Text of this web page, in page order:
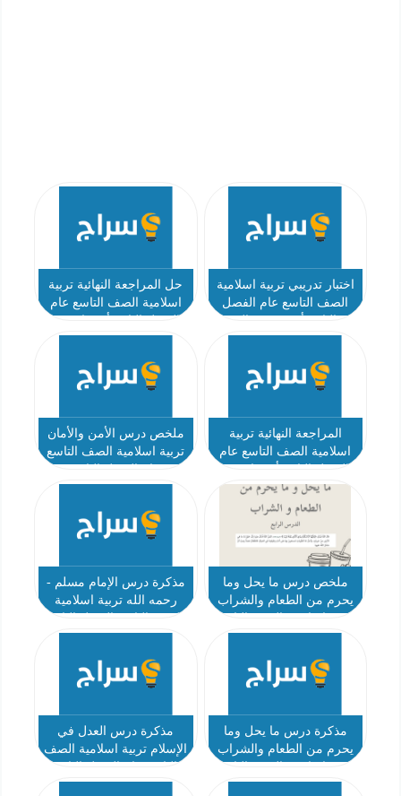
اختبار تدريبي تربية اسلامية
الصف التاسع عام الفصل
حل المراجعة النهائية تربية
اسلامية الصف التاسع عام
المحسن
المراجعة النهائية تربية
اسلامية الصف التاسع عام
المحسن
ملخص درس الأمن والأمان
تربية اسلامية الصف التاسع
ملخص درس ما يحل وما
يحرم من الطعام والشراب
مذكرة درس الإمام مسلم -
رحمه الله تربية اسلامية
مذكرة درس ما يحل وما
يحرم من الطعام والشراب
عام الفصل الثاني
مذكرة درس العدل في
الإسلام تربية اسلامية الصف